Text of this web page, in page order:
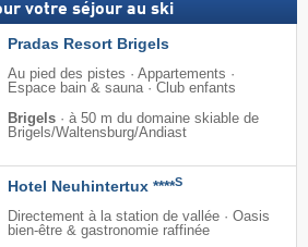
votre séjour au ski
Pradas Resort Brigels
Au pied des pistes · Appartements ·
Espace bain & sauna · Club enfants
Brigels · à 50 m du domaine skiable de
Brigels/​Waltensburg/​Andiast
Hotel Neuhintertux ****S
Directement à la station de vallée · Oasis
bien-être & gastronomie raffinée